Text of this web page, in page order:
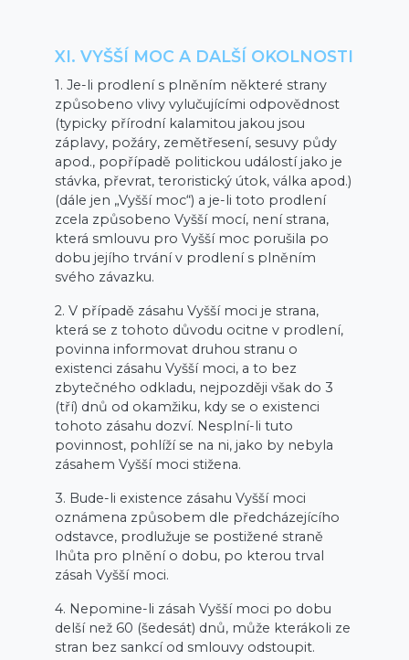
XI. VYŠŠÍ MOC A DALŠÍ OKOLNOSTI
1. Je-li prodlení s plněním některé strany
způsobeno vlivy vylučujícími odpovědnost
(typicky přírodní kalamitou jakou jsou
záplavy, požáry, zemětřesení, sesuvy půdy
apod., popřípadě politickou událostí jako je
stávka, převrat, teroristický útok, válka apod.)
(dále jen „Vyšší moc“) a je-li toto prodlení
zcela způsobeno Vyšší mocí, není strana,
která smlouvu pro Vyšší moc porušila po
dobu jejího trvání v prodlení s plněním
svého závazku.
2. V případě zásahu Vyšší moci je strana,
která se z tohoto důvodu ocitne v prodlení,
povinna informovat druhou stranu o
existenci zásahu Vyšší moci, a to bez
zbytečného odkladu, nejpozději však do 3
(tří) dnů od okamžiku, kdy se o existenci
tohoto zásahu dozví. Nesplní-li tuto
povinnost, pohlíží se na ni, jako by nebyla
zásahem Vyšší moci stižena.
3. Bude-li existence zásahu Vyšší moci
oznámena způsobem dle předcházejícího
odstavce, prodlužuje se postižené straně
lhůta pro plnění o dobu, po kterou trval
zásah Vyšší moci.
4. Nepomine-li zásah Vyšší moci po dobu
delší než 60 (šedesát) dnů, může kterákoli ze
stran bez sankcí od smlouvy odstoupit.